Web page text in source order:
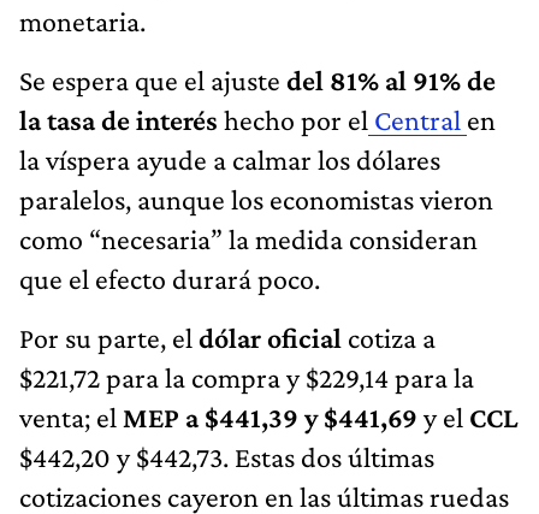
monetaria.
Se espera que el ajuste del 81% al 91% de
la tasa de interés hecho por el Central en
la víspera ayude a calmar los dólares
paralelos, aunque los economistas vieron
como “necesaria” la medida consideran
que el efecto durará poco.
Por su parte, el dólar oficial cotiza a
$221,72 para la compra y $229,14 para la
venta; el MEP a $441,39 y $441,69 y el CCL
$442,20 y $442,73. Estas dos últimas
cotizaciones cayeron en las últimas ruedas